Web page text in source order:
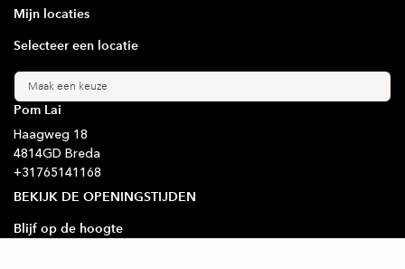
Mijn locaties
Selecteer een locatie
Maak een keuze
Pom Lai
Haagweg 18
4814GD Breda
+31765141168
BEKIJK DE OPENINGSTIJDEN
Blijf op de hoogte